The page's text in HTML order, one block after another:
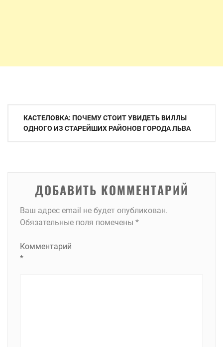
Навигация
КАСТЕЛОВКА: ПОЧЕМУ СТОИТ УВИДЕТЬ ВИЛЛЫ
ОДНОГО ИЗ СТАРЕЙШИХ РАЙОНОВ ГОРОДА ЛЬВА
ДОБАВИТЬ КОММЕНТАРИЙ
Ваш адрес email не будет опубликован.
Обязательные поля помечены *
Комментарий
*